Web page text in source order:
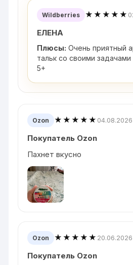
Wildberries ★★★★★
ЕЛЕНА
Плюсы: Очень приятный
тальк со своими задачами
5+
Ozon ★★★★★ 04.08.2026
Покупатель Ozon
Пахнет вкусно
Ozon ★★★★★ 20.06.2026
Покупатель Ozon